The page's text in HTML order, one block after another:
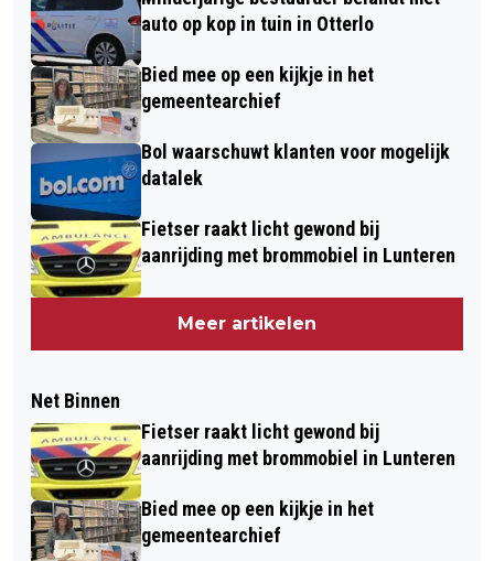
auto op kop in tuin in Otterlo
Bied mee op een kijkje in het
gemeentearchief
Bol waarschuwt klanten voor mogelijk
datalek
Fietser raakt licht gewond bij
aanrijding met brommobiel in Lunteren
Meer artikelen
Net Binnen
Fietser raakt licht gewond bij
aanrijding met brommobiel in Lunteren
Bied mee op een kijkje in het
gemeentearchief